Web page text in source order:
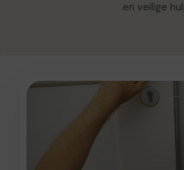
en veilige